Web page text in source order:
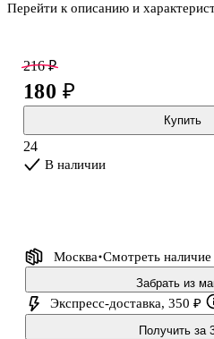
сумку или рюкзак, поэтому
настроения в повседневные записи.
Перейти к описанию и
216 ₽
180 ₽
Купить
24
В наличии
Москва Смотреть наличие
Забрать из
Экспресс-доставка, 350 ₽
Получить за